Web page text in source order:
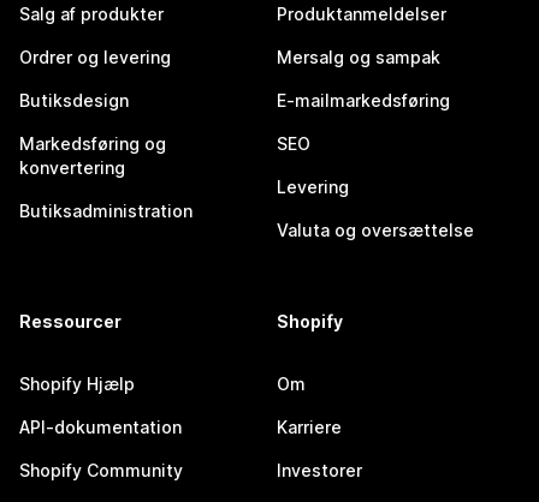
Salg af produkter
Ordrer og levering
Butiksdesign
Markedsføring og
konvertering
Butiksadministration
Produktanmeldelser
Mersalg og sampak
E-mailmarkedsføring
SEO
Levering
Valuta og oversættelse
Ressourcer
Shopify Hjælp
API-dokumentation
Shopify Community
Shopify
Om
Karriere
Investorer